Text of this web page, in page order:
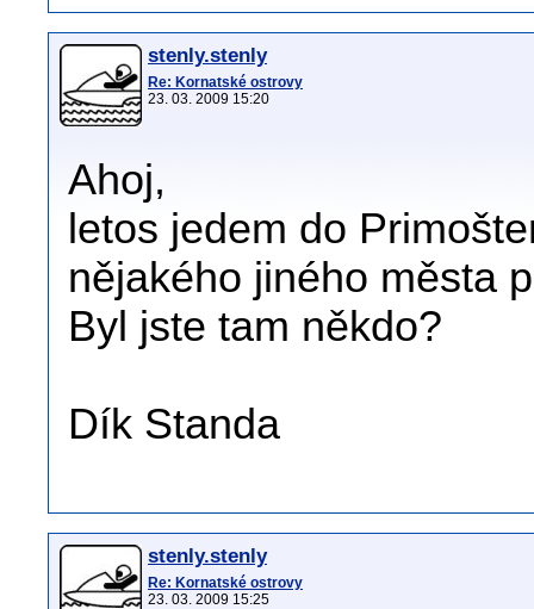
stenly.stenly
Re: Kornatské ostrovy
23. 03. 2009 15:20
Ahoj,
letos jedem do
nějakého jiného města
Byl jste tam někdo?
Dík Standa
stenly.stenly
Re: Kornatské ostrovy
23. 03. 2009 15:25